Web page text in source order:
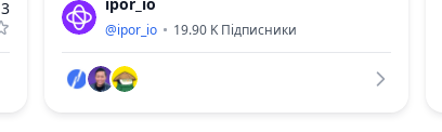
@ipor_io 19.90 K Підписники